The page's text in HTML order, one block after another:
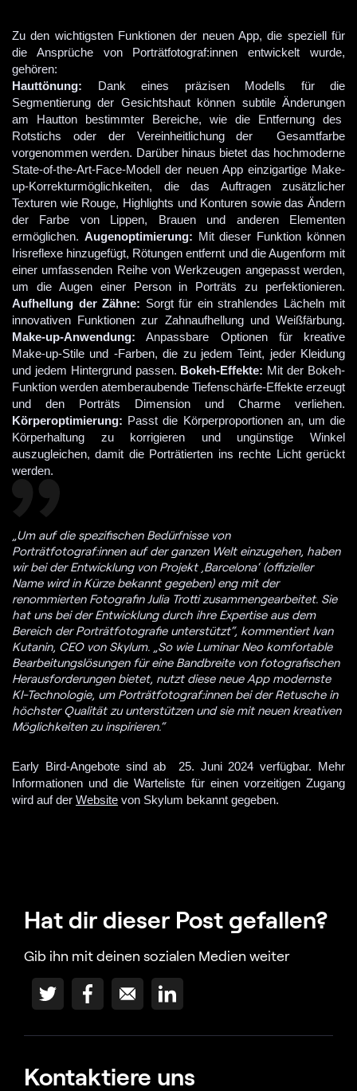
Zu den wichtigsten Funktionen der neuen App, die speziell für
die Ansprüche von Porträtfotograf:innen entwickelt wurde,
Hauttönung: Dank eines präzisen Modells für die
Segmentierung der Gesichtshaut können subtile Änderungen
am Hautton bestimmter Bereiche, wie die Entfernung des
Rotstichs oder der Vereinheitlichung der Gesamtfarbe
vorgenommen werden. Darüber hinaus bietet das hochmoderne
State-of-the-Art-Face-Modell der neuen App einzigartige Make-
up-Korrekturmöglichkeiten, die das Auftragen zusätzlicher
Texturen wie Rouge, Highlights und Konturen sowie das Ändern
der Farbe von Lippen, Brauen und anderen Elementen
ermöglichen. Augenoptimierung: Mit dieser Funktion können
Irisreflexe hinzugefügt, Rötungen entfernt und die Augenform mit
einer umfassenden Reihe von Werkzeugen angepasst werden,
um die Augen einer Person in Porträts zu perfektionieren.
Aufhellung der Zähne: Sorgt für ein strahlendes Lächeln mit
innovativen Funktionen zur Zahnaufhellung und Weißfärbung.
Make-up-Anwendung: Anpassbare Optionen für kreative
Make-up-Stile und -Farben, die zu jedem Teint, jeder Kleidung
und jedem Hintergrund passen. Bokeh-Effekte: Mit der Bokeh-
Funktion werden atemberaubende Tiefenschärfe-Effekte erzeugt
und den Porträts Dimension und Charme verliehen.
Körperoptimierung: Passt die Körperproportionen an, um die
Körperhaltung zu korrigieren und ungünstige Winkel
auszugleichen, damit die Porträtierten ins rechte Licht gerückt
werden.
„Um auf die spezifischen Bedürfnisse von
Porträtfotograf:innen auf der ganzen Welt einzugehen, haben
wir bei der Entwicklung von Projekt ‚Barcelona‘ (offizieller
Name wird in Kürze bekannt gegeben) eng mit der
renommierten Fotografin Julia Trotti zusammengearbeitet. Sie
hat uns bei der Entwicklung durch ihre Expertise aus dem
Bereich der Porträtfotografie unterstützt“, kommentiert Ivan
Kutanin, CEO von Skylum. „So wie Luminar Neo komfortable
Bearbeitungslösungen für eine Bandbreite von fotografischen
Herausforderungen bietet, nutzt diese neue App modernste
KI-Technologie, um Porträtfotograf:innen bei der Retusche in
höchster Qualität zu unterstützen und sie mit neuen kreativen
Möglichkeiten zu inspirieren.“
Early Bird-Angebote sind ab  25. Juni 2024 verfügbar. Mehr
Informationen und die Warteliste für einen vorzeitigen Zugang
wird auf der Website
Hat dir dieser Post gefallen?
Gib ihn mit deinen sozialen Medien weiter
Kontaktiere uns